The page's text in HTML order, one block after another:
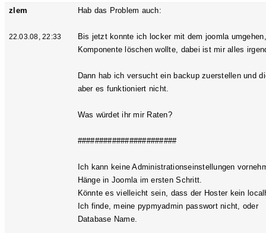
zlem
22.03.08, 22:33
Hab das Problem auch:
Bis jetzt konnte ich locker mit dem joomla
Komponente löschen wollte, dabei ist mir alles
Dann hab ich versucht ein backup zuerstellen und
aber es funktioniert nicht.
Was würdet ihr mir Raten?
#######################
Ich kann keine Administrationseinstellungen
Hänge in Joomla im ersten Schritt.
Könnte es vielleicht sein, dass der Hoster kein
Ich finde, meine pypmyadmin passwort nicht, oder
Database Name.